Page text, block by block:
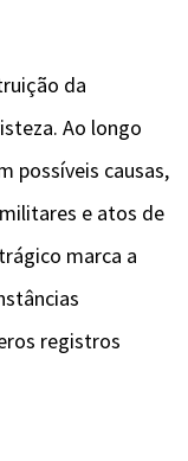
da
Ao longo
possíveis causas,
e atos de
marca a
registros